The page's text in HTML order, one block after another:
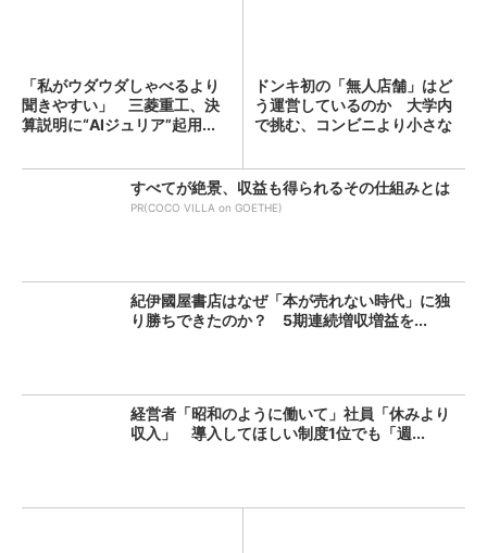
「私がウダウダしゃべるより
聞きやすい」 三菱重工、決
算説明に“AIジュリア”起用...
ドンキ初の「無人店舗」はど
う運営しているのか 大学内
で挑む、コンビニより小さな
すべてが絶景、収益も得られるその仕組みとは
PR(COCO VILLA on GOETHE)
紀伊國屋書店はなぜ「本が売れない時代」に独
り勝ちできたのか？ 5期連続増収増益を...
経営者「昭和のように働いて」社員「休みより
収入」 導入してほしい制度1位でも「週...